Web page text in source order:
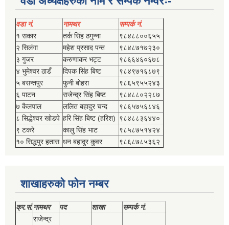
वडा नं. नामथर
सम्पर्क नं.
१ सकार
तर्क सिंह ठगुन्‍ना
९८४८८००६५५
२ सिलंगा
महेश प्रसाद पन्त
९८४८७१७२३०
३ गुजर
करुणाकर भट्ट
९८६६४६०६७८
४ भुमेश्‍वर ठाडँ
दिपक सिंह बिष्‍ट
९८४९७१६८७९
५ बसन्तपुर
फुनी बोहरा
९८६५९५५२४३
६ पाटन
राजेन्द्र सिंह बिष्‍ट
९८४८८०२२८७
७ कैलपाल
ललित बहादुर चन्द
९८६५७५६८४६
८ सिद्धेश्‍वर खोडपे हरि सिंह बिष्‍ट (हरिश) ९८४८८३६४४०
९ टकरे
कालु सिंह भाट
९८५८७५१४२४
१० सिद्धपुर हतास धन बहादुर कुवर ९८६८७८५३६२
शाखाहरुको फोन नम्बर
क्र.सं.नामथर पद शाखा सम्‍पर्क नं.
राजेन्द्र